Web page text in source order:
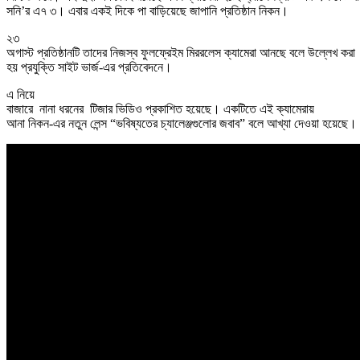
সনি’র এ৭ ৩। এবার একই দিকে পা বাড়িয়েছে জাপানি প্রতিষ্ঠান নিকন।
২৩
অগাস্ট প্রতিষ্ঠানটি তাদের নিজস্ব ফুলফ্রেইম মিররলেস ক্যামেরা আনছে বলে উল্লেখ করা
হয় প্রযুক্তি সাইট ভার্জ-এর প্রতিবেদনে।
এ নিয়ে
বাজারে নানা ধরনের টিজার ভিডিও প্রকাশিত হয়েছে। একটিতে এই ক্যামেরায়
আনা নিকন-এর নতুন লেন্স “ভবিষ্যতের চ্যালেঞ্জগুলোর জবাব” বলে আখ্যা দেওয়া